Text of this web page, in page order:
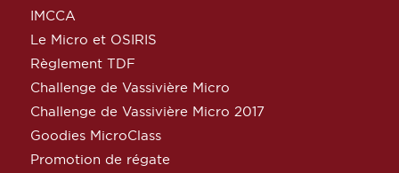
IMCCA
Le Micro et OSIRIS
Règlement TDF
Challenge de Vassivière Micro
Challenge de Vassivière Micro 2017
Goodies MicroClass
Promotion de régate